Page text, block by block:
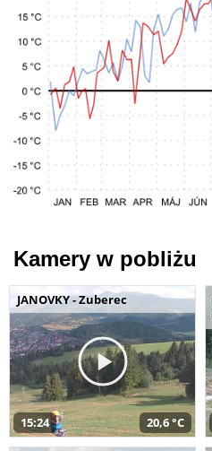
Kamery w pobliżu
JANOVKY - Zuberec
15:24 20,6 °C